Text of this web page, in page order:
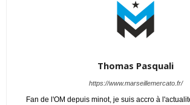
Thomas Pasquali
https://www.marseillemercato.fr/
Fan de l'OM depuis minot, je suis accro à